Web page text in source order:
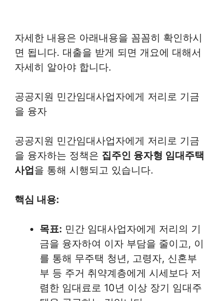
자세한 내용은 아래내용을 꼼꼼히 확인하시
면 됩니다. 대출을 받게 되면 개요에 대해서
자세히 알아야 합니다.
공공지원 민간임대사업자에게 저리로 기금
을 융자
공공지원 민간임대사업자에게 저리로 기금
을 융자하는 정책은 집주인 융자형 임대주택
사업을 통해 시행되고 있습니다.
핵심 내용:
목표: 민간 임대사업자에게 저리의 기
금을 융자하여 이자 부담을 줄이고, 이
를 통해 무주택 청년, 고령자, 신혼부
부 등 주거 취약계층에게 시세보다 저
렴한 임대료로 10년 이상 장기 임대주